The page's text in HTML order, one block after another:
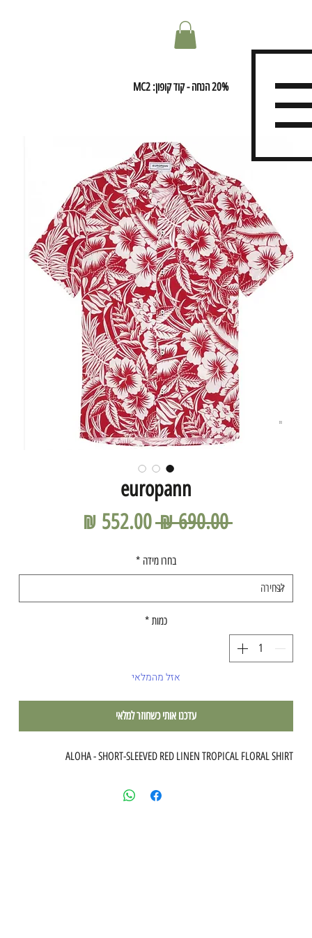
europann
‏690.00 ‏₪
מחיר
רגילבחרו מידה *
כמות *
אזל מהמלאי
עדכנו אותי כשחוזר למלאי
ALOHA - SHORT-SLEEVED RED LINEN TROPICAL FLORAL SHIRT
20% הנחה - קוד קופון: MC2